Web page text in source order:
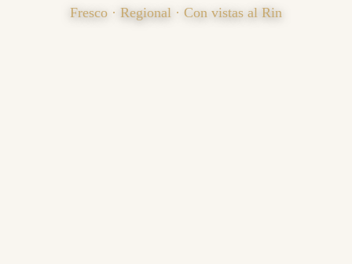
Fresco · Regional · Con vistas al Rin